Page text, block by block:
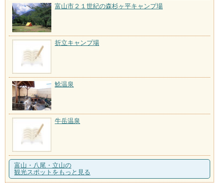
富山市２１世紀の森杉ヶ平キャンプ場
折立キャンプ場
鯰温泉
牛岳温泉
富山・八尾・立山の
観光スポットをもっと見る